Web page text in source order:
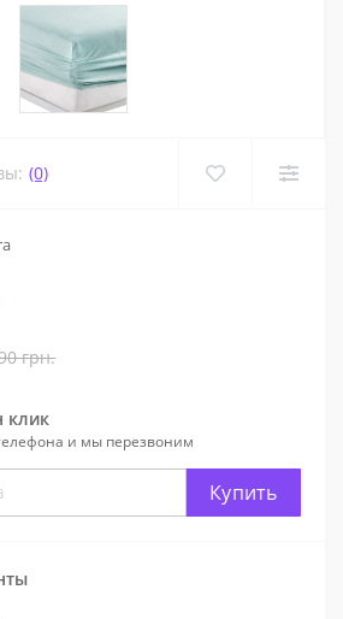
(0)
грн.
клик
и мы перезвоним
Купить